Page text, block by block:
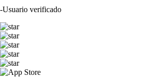
-Usuario verificado